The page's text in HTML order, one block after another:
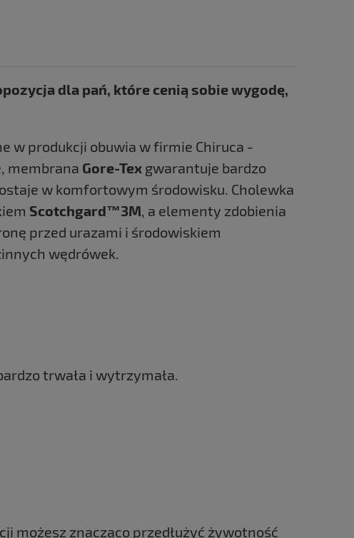
dla pań, które cenią sobie wygodę,
w produkcji obuwia w firmie Chiruca -
membrana Gore-Tex gwarantuje bardzo
w komfortowym środowisku. Cholewka
Scotchgard™3M, a elementy zdobienia
przed urazami i środowiskiem
wędrówek.
trwała i wytrzymała.
możesz znacząco przedłużyć żywotność